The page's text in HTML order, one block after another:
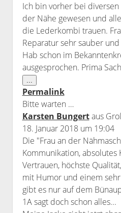
Ich bin vorher bei
der Nähe gewesen und
die Lederkombi trauen.
Reparatur sehr sauber
Hab schon im
ausgesprochen. Prima
...
Metabox
ein-/ausblenden.
Permalink
Bitte warten …
Karsten Bungert aus
18. Januar 2018 um 19:04
Die "Frau an der
Kommunikation, absolutes
Vertrauen, höchste
mit Humor und einem
gibt es nur auf dem
1A sagt doch schon alles...